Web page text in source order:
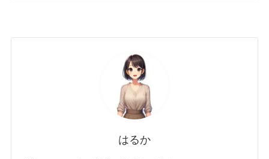
はるか